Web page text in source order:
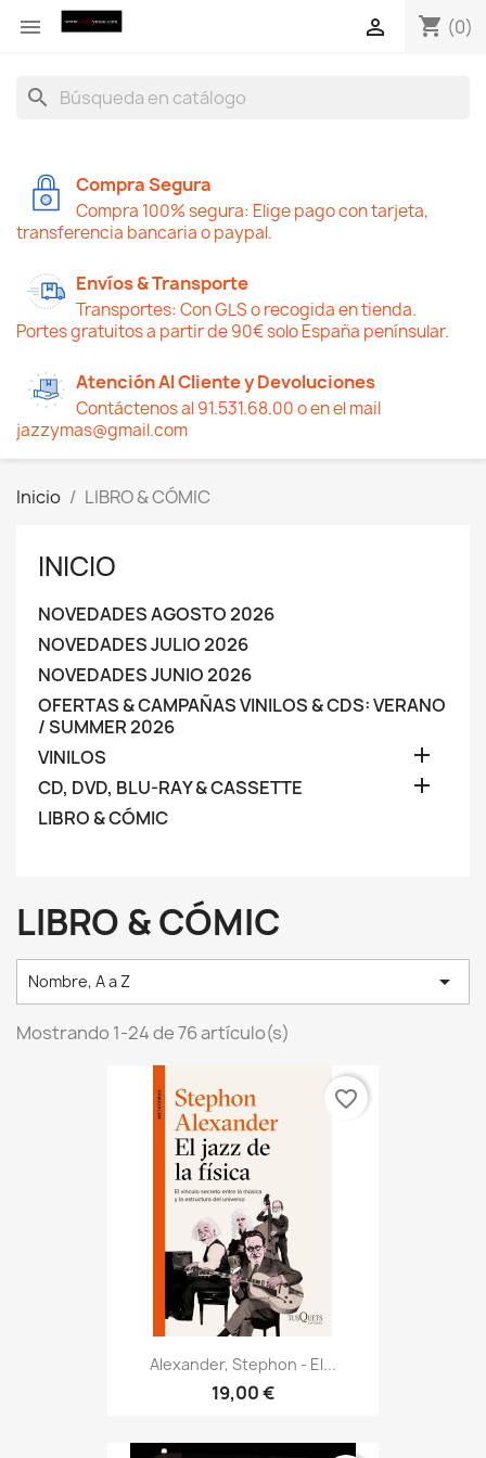
 shopping_cart (0)

search
Compra Segura
Compra 100% segura: Elige pago con tarjeta,
transferencia bancaria o paypal.
Envíos & Transporte
Transportes: Con GLS o recogida en tienda.
Portes gratuitos a partir de 90€ solo España penínsular.
Atención Al Cliente y Devoluciones
Contáctenos al 91.531.68.00 o en el mail
jazzymas@gmail.com
Inicio LIBRO & CÓMIC
INICIO
NOVEDADES AGOSTO 2026
NOVEDADES JULIO 2026
NOVEDADES JUNIO 2026
OFERTAS & CAMPAÑAS VINILOS & CDS: VERANO
/ SUMMER 2026
VINILOS

CD, DVD, BLU-RAY & CASSETTE 
LIBRO & CÓMIC
LIBRO & CÓMIC
Nombre, A a Z 
Mostrando 1-24 de 76 artículo(s)
Alexander, Stephon - El...
19,00 €
favorite_border